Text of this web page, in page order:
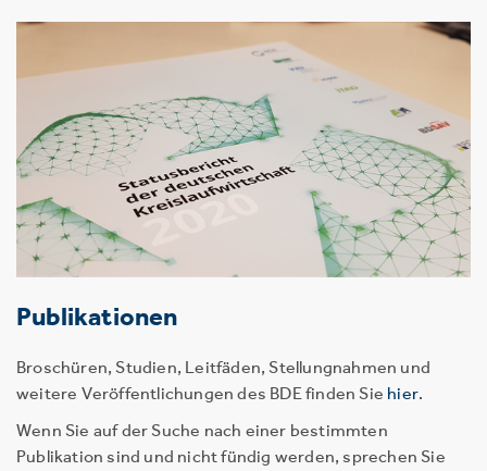
Publikationen
Broschüren, Studien, Leitfäden, Stellungnahmen und
weitere Veröffentlichungen des BDE finden Sie hier.
Wenn Sie auf der Suche nach einer bestimmten
Publikation sind und nicht fündig werden, sprechen Sie